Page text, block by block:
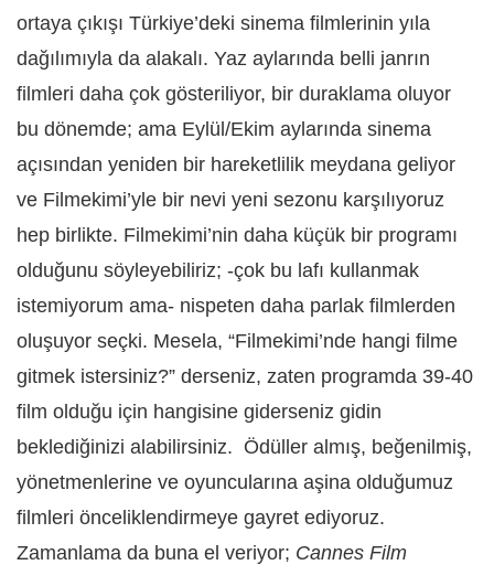
ortaya çıkışı Türkiye’deki sinema filmlerinin yıla
dağılımıyla da alakalı. Yaz aylarında belli janrın
filmleri daha çok gösteriliyor, bir duraklama oluyor
bu dönemde; ama Eylül/Ekim aylarında sinema
açısından yeniden bir hareketlilik meydana geliyor
ve Filmekimi’yle bir nevi yeni sezonu karşılıyoruz
hep birlikte. Filmekimi’nin daha küçük bir programı
olduğunu söyleyebiliriz; -çok bu lafı kullanmak
istemiyorum ama- nispeten daha parlak filmlerden
oluşuyor seçki. Mesela, “Filmekimi’nde hangi filme
gitmek istersiniz?” derseniz, zaten programda 39-40
film olduğu için hangisine giderseniz gidin
beklediğinizi alabilirsiniz. Ödüller almış, beğenilmiş,
yönetmenlerine ve oyuncularına aşina olduğumuz
filmleri önceliklendirmeye gayret ediyoruz.
Zamanlama da buna el veriyor; Cannes Film